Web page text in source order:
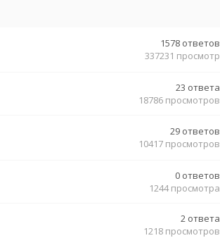
1578 ответов
337231 просмотр
23 ответа
18786 просмотров
29 ответов
10417 просмотров
0 ответов
1244 просмотра
2 ответа
1218 просмотров